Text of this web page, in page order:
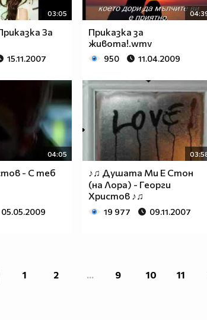
03:05
За
15.11.2007
Приказка за
живота!.wmv
950 11.04.2009
04:05
- С теб
05.05.2009
♪♫ Душата Ми Е Стон
(на Лора) - Георги
Христов ♪♫
19 977 09.11.2007
1 2 ... 9 10 11